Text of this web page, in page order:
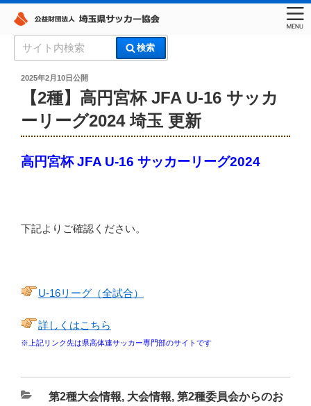
索:
検索
埼玉県サッカー協会
投
2025年2月10日公開
【2種】高円宮杯 JFA U-16 サッカ
ーリーグ2024 埼玉 更新
高円宮杯 JFA U-16 サッカーリーグ2024
下記よりご確認ください。
U-16リーグ（全試合）
詳しくはこちら
※上記リンク先は県高体連サッカー専門部のサイトです
カ
第2種大会情報, 大会情報, 第2種委員会からのお